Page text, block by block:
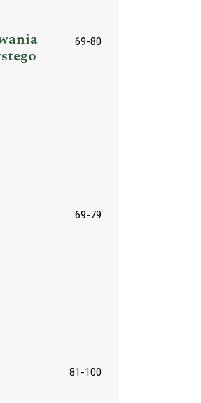
69-80
69-79
81-100